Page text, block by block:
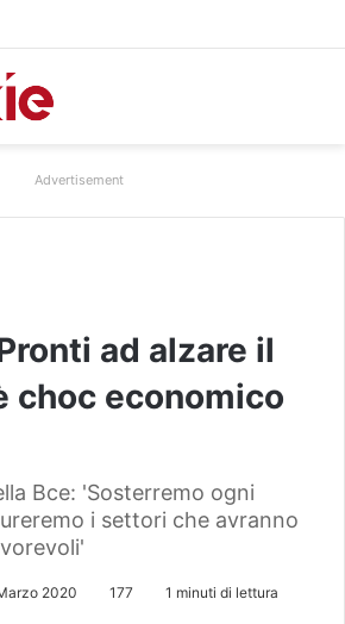
Advertisement
ad alzare il
choc economico
Bce: 'Sosterremo ogni
i settori che avranno
2020 177 1 minuti di lettura